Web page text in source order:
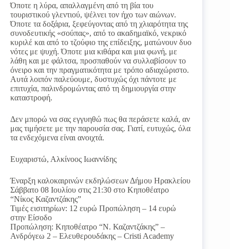
Όποτε η λύρα, απαλλαγμένη από τη βία του
τουριστικού γλεντιού, ψέλνει τον ήχο των αιώνων.
Όποτε τα δοξάρια, ξεφεύγοντας από τη χλιαρότητα της
συνοδευτικής «σούπας», από το ακαδημαϊκό, νεκρικό
κυριλέ και από το τζούφιο της επίδειξης, ματώνουν δυο
νότες με ψυχή. Όποτε μια κιθάρα και μια φωνή, με
λάθη και με φάλτσα, προσπαθούν να συλλαβίσουν το
όνειρο και την πραγματικότητα με τρόπο αδιαχώριστο.
Αυτά λοιπόν παλεύουμε, δυστυχώς όχι πάντοτε με
επιτυχία, παλινδρομώντας από τη δημιουργία στην
καταστροφή.
Δεν μπορώ να σας εγγυηθώ πως θα περάσετε καλά, αν
μας τιμήσετε με την παρουσία σας. Γιατί, ευτυχώς, όλα
τα ενδεχόμενα είναι ανοιχτά.
Ευχαριστώ, Αλκίνοος Ιωαννίδης
Έναρξη καλοκαιρινών εκδηλώσεων Δήμου Ηρακλείου
Σάββατο 08 Ιουλίου στις 21:30 στο Κηποθέατρο
“Νίκος Καζαντζάκης”
Τιμές εισιτηρίων: 12 ευρώ Προπώληση – 14 ευρώ
στην Είσοδο
Προπώληση: Κηποθέατρο “N. Καζαντζάκης” –
Ανδρόγεω 2 – Ελευθερουδάκης – Cristi Academy